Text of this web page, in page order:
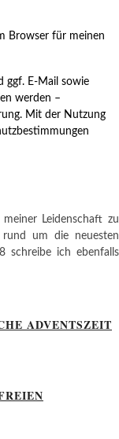
Browser für meinen
ggf. E-Mail sowie
werden –
Mit der Nutzung
Leidenschaft zu
um die neuesten
schreibe ich ebenfalls
ADVENTSZEIT